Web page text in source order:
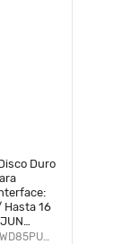
Duro
16
WESTERN DIGITAL / WDC1490036 / WD85PURZ